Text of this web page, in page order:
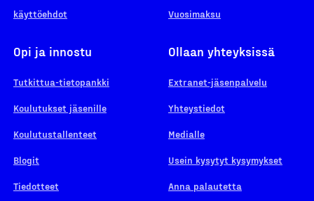
käyttöehdot
Vuosimaksu
Opi ja innostu
Tutkittua-tietopankki
Koulutukset jäsenille
Koulutustallenteet
Blogit
Tiedotteet
Ollaan yhteyksissä
Extranet-jäsenpalvelu
Yhteystiedot
Medialle
Usein kysytyt kysymykset
Anna palautetta